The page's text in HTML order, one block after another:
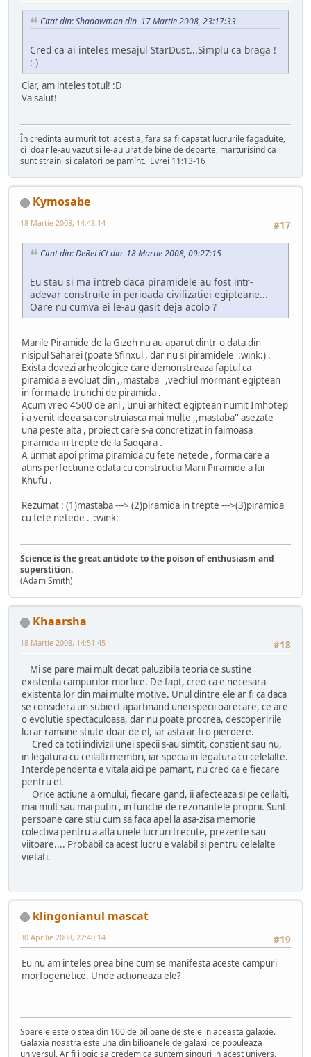
Citat din: Shadowman din 17 Martie 2008, 23:17:33
Cred ca ai inteles mesajul StarDust...Simplu ca braga !
:-)
Clar, am inteles totul! :D
Va salut!
În credinta au murit toti acestia, fara sa fi capatat lucrurile fagaduite,
ci doar le-au vazut si le-au urat de bine de departe, marturisind ca
sunt straini si calatori pe pamînt. Evrei 11:13-16
Kymosabe
#17
18 Martie 2008, 14:48:14
Citat din: DeReLiCt din 18 Martie 2008, 09:27:15
Eu stau si ma intreb daca piramidele au fost intr-
adevar construite in perioada civilizatiei egipteane...
Oare nu cumva ei le-au gasit deja acolo ?
Marile Piramide de la Gizeh nu au aparut dintr-o data din
nisipul Saharei (poate Sfinxul , dar nu si piramidele :wink:) .
Exista dovezi arheologice care demonstreaza faptul ca
piramida a evoluat din ,,mastaba'' ,vechiul mormant egiptean
in forma de trunchi de piramida .
Acum vreo 4500 de ani , unui arhitect egiptean numit Imhotep
i-a venit ideea sa construiasca mai multe ,,mastaba'' asezate
una peste alta , proiect care s-a concretizat in faimoasa
piramida in trepte de la Saqqara .
A urmat apoi prima piramida cu fete netede , forma care a
atins perfectiune odata cu constructia Marii Piramide a lui
Khufu .
Rezumat : (1)mastaba ---> (2)piramida in trepte --->(3)piramida
cu fete netede . :wink:
Science is the great antidote to the poison of enthusiasm and
superstition.
(Adam Smith)
Khaarsha
#18
18 Martie 2008, 14:51:45
Mi se pare mai mult decat paluzibila teoria ce sustine
existenta campurilor morfice. De fapt, cred ca e necesara
existenta lor din mai multe motive. Unul dintre ele ar fi ca daca
se considera un subiect apartinand unei specii oarecare, ce are
o evolutie spectaculoasa, dar nu poate procrea, descoperirile
lui ar ramane stiute doar de el, iar asta ar fi o pierdere.
Cred ca toti indivizii unei specii s-au simtit, constient sau nu,
in legatura cu ceilalti membri, iar specia in legatura cu celelalte.
Interdependenta e vitala aici pe pamant, nu cred ca e fiecare
pentru el.
Orice actiune a omului, fiecare gand, ii afecteaza si pe ceilalti,
mai mult sau mai putin , in functie de rezonantele proprii. Sunt
persoane care stiu cum sa faca apel la asa-zisa memorie
colectiva pentru a afla unele lucruri trecute, prezente sau
viitoare.... Probabil ca acest lucru e valabil si pentru celelalte
vietati.
klingonianul mascat
#19
30 Aprilie 2008, 22:40:14
Eu nu am inteles prea bine cum se manifesta aceste campuri
morfogenetice. Unde actioneaza ele?
Soarele este o stea din 100 de bilioane de stele in aceasta galaxie.
Galaxia noastra este una din bilioanele de galaxii ce populeaza
universul. Ar fi ilogic sa credem ca suntem singuri in acest univers.